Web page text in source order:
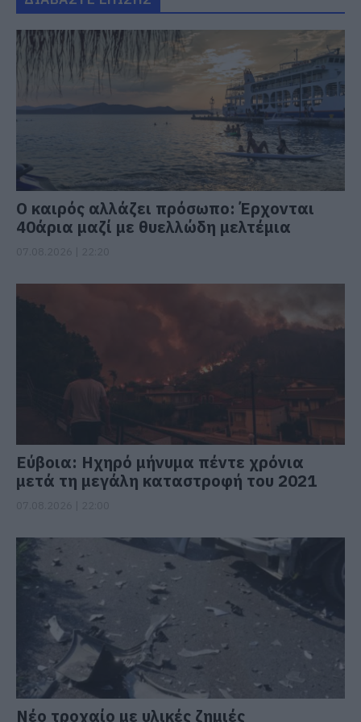
Ο καιρός αλλάζει πρόσωπο: Έρχονται
40άρια μαζί με θυελλώδη μελτέμια
Εύβοια: Ηχηρό μήνυμα πέντε χρόνια
μετά τη μεγάλη καταστροφή του 2021
Νέο τροχαίο με υλικές ζημιές